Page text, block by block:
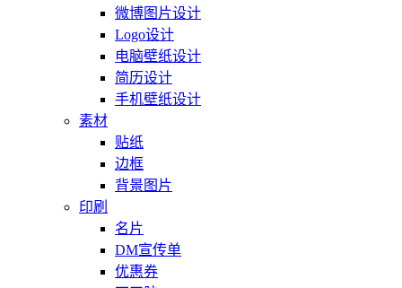
微博图片设计
Logo设计
电脑壁纸设计
简历设计
手机壁纸设计
素材
贴纸
边框
背景图片
印刷
名片
DM宣传单
优惠券